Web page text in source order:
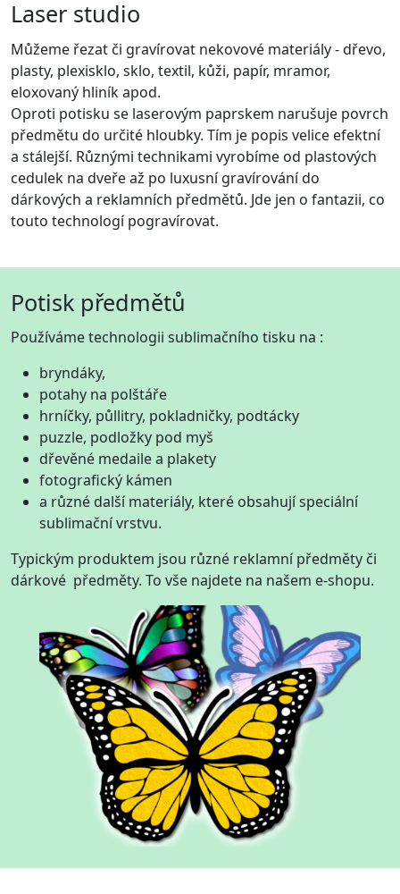
Laser studio
Můžeme řezat či gravírovat nekovové materiály - dřevo,
plasty, plexisklo, sklo, textil, kůži, papír, mramor,
eloxovaný hliník apod.
Oproti potisku se laserovým paprskem narušuje povrch
předmětu do určité hloubky. Tím je popis velice efektní
a stálejší. Různými technikami vyrobíme od plastových
cedulek na dveře až po luxusní gravírování do
dárkových a reklamních předmětů. Jde jen o fantazii, co
touto technologí pogravírovat.
Potisk předmětů
Používáme technologii sublimačního tisku na :
bryndáky,
potahy na polštáře
hrníčky, půllitry, pokladničky, podtácky
puzzle, podložky pod myš
dřevěné medaile a plakety
fotografický kámen
a různé další materiály, které obsahují speciální
sublimační vrstvu.
Typickým produktem jsou různé reklamní předměty či
dárkové předměty. To vše najdete na našem e-shopu.